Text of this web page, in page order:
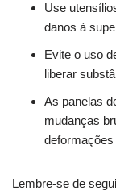
Use
danos à
Evite o uso
liberar
As panelas
mudanças
Lembre-se de